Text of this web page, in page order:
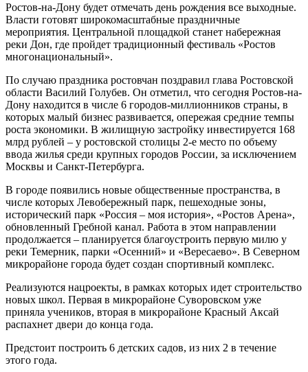
Ростов-на-Дону будет отмечать день рождения все выходные.
Власти готовят широкомасштабные праздничные
мероприятия. Центральной площадкой станет набережная
реки Дон, где пройдет традиционный фестиваль «Ростов
многонациональный».
По случаю праздника ростовчан поздравил глава Ростовской
области Василий Голубев. Он отметил, что сегодня Ростов-на-
Дону находится в числе 6 городов-миллионников страны, в
которых малый бизнес развивается, опережая средние темпы
роста экономики. В жилищную застройку инвестируется 168
млрд рублей – у ростовской столицы 2-е место по объему
ввода жилья среди крупных городов России, за исключением
Москвы и Санкт-Петербурга.
В городе появились новые общественные пространства, в
числе которых Левобережный парк, пешеходные зоны,
исторический парк «Россия – моя история», «Ростов Арена»,
обновленный Гребной канал. Работа в этом направлении
продолжается – планируется благоустроить первую милю у
реки Темерник, парки «Осенний» и «Вересаево». В Северном
микрорайоне города будет создан спортивный комплекс.
Реализуются нацроекты, в рамках которых идет строительство
новых школ. Первая в микрорайоне Суворовском уже
приняла учеников, вторая в микрорайоне Красный Аксай
распахнет двери до конца года.
Предстоит построить 6 детских садов, из них 2 в течение
этого года.